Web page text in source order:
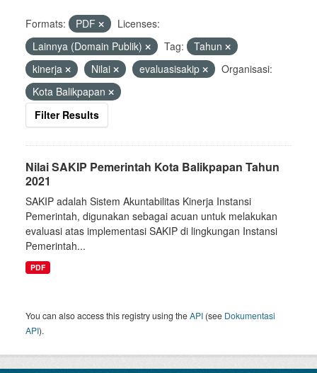
Formats: PDF
Licenses:
Lainnya (Domain Publik)
Tag:
Tahun
kinerja
Nilai evaluasisakip
Organisasi:
Kota Balikpapan
Filter Results
Nilai SAKIP Pemerintah Kota Balikpapan Tahun
2021
SAKIP adalah Sistem Akuntabilitas Kinerja Instansi
Pemerintah, digunakan sebagai acuan untuk melakukan
evaluasi atas implementasi SAKIP di lingkungan Instansi
Pemerintah...
PDF
You can also access this registry using theAPI (see Dokumentasi
API).